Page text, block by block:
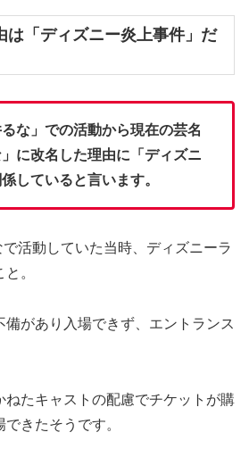
は「ディズニー炎上事件」だ
な」での活動から現在の芸名
に改名した理由に「ディズニ
していると言います。
活動していた当時、ディズニーラ
。
備があり入場できず、エントランス
ねたキャストの配慮でチケットが購
きたそうです。